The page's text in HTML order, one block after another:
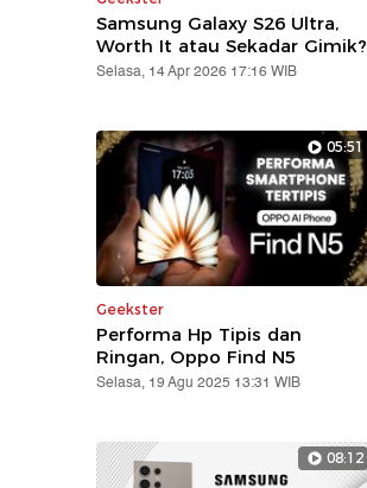
Samsung Galaxy S26 Ultra,
Worth It atau Sekadar Gimik?
Selasa, 14 Apr 2026 17:16 WIB
05:51
Geekster
Performa Hp Tipis dan
Ringan, Oppo Find N5
Selasa, 19 Agu 2025 13:31 WIB
08:12